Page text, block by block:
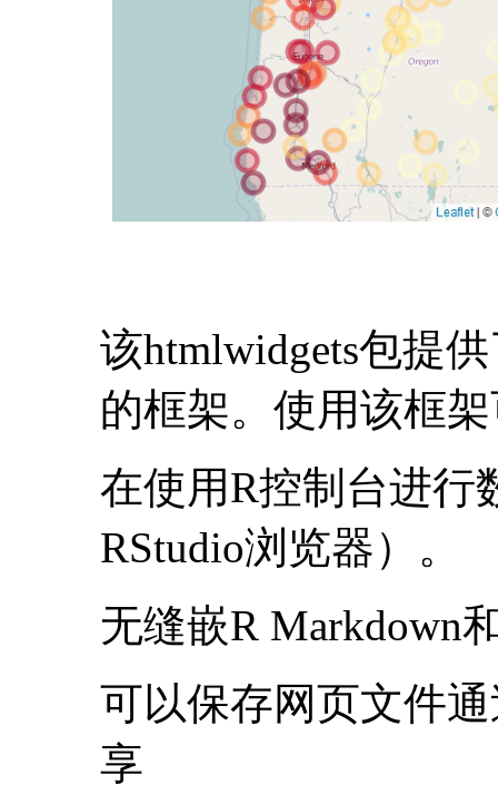
该htmlwidgets包提
的框架。使用该框
在使用R控制台进行
RStudio浏览器）。
无缝嵌R Markdown
可以保存网页文件
享